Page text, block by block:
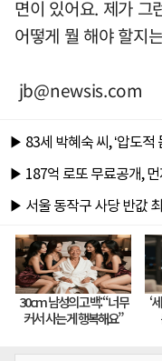
면이 있어요. 제가 그
어떻게 뭘 해야 할지
jb@newsis.com